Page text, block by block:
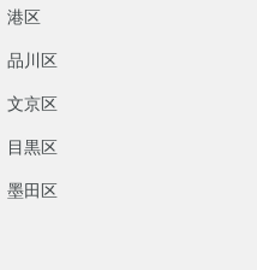
港区
品川区
文京区
目黒区
墨田区